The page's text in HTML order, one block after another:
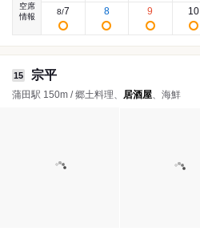
空席
情報
8/7 8 9 10
15 宗平
蒲田駅 150m / 郷土料理、 居酒屋、海鮮